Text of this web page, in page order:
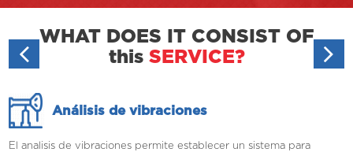
WHAT DOES IT CONSIST OF
this SERVICE?
Análisis de vibraciones
El analisis de vibraciones permite establecer un sistema para